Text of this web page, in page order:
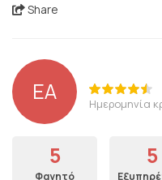
Share
EA Ημερομηνία
5
Φαγητό
5